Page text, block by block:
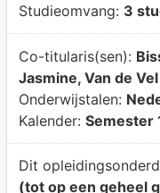
Studieomvang: 3
Co-titularis(sen):
Jasmine, Van de
Onderwijstalen:
Kalender: Semester
Dit
(tot op een geheel